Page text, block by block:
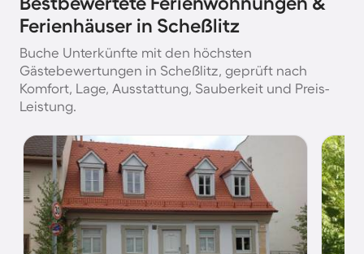
Ferienhäuser in Scheßlitz
Buche Unterkünfte mit den höchsten
Gästebewertungen in Scheßlitz, geprüft nach
Komfort, Lage, Ausstattung, Sauberkeit und Preis-
Leistung.